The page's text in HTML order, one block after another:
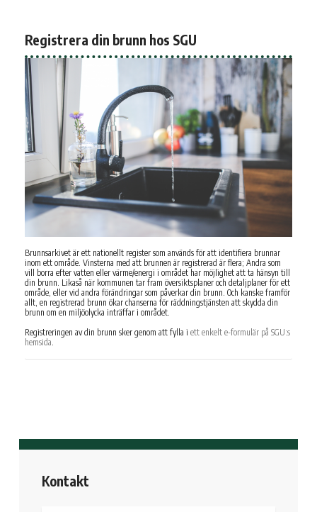
Kontakt
Registrera din brunn hos SGU
Brunnsarkivet är ett nationellt register som används för att identifiera brunnar
inom ett område. Vinsterna med att brunnen är registrerad är flera; Andra som
vill borra efter vatten eller värme/energi i området har möjlighet att ta hänsyn till
din brunn. Likaså när kommunen tar fram översiktsplaner och detaljplaner för ett
område, eller vid andra förändringar som påverkar din brunn. Och kanske framför
allt, en registrerad brunn ökar chanserna för räddningstjänsten att skydda din
brunn om en miljöolycka inträffar i området.
Registreringen av din brunn sker genom att fylla iett enkelt e-formulär på SGU:s
hemsida